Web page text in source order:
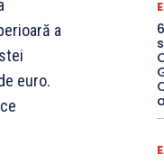
a
euro.